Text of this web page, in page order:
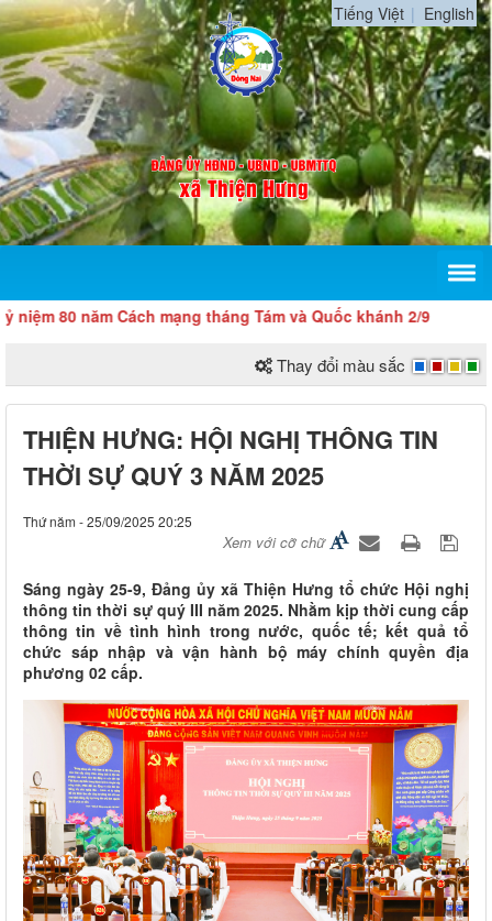
Tiếng Việt English
năm Cách mạng tháng Tám và Quốc khánh 2/9
Thay đổi màu sắc
THIỆN HƯNG: HỘI NGHỊ THÔNG TIN
THỜI SỰ QUÝ 3 NĂM 2025
Thứ năm - 25/09/2025 20:25
Xem với cỡ chữ
Sáng ngày 25-9, Đảng ủy xã Thiện Hưng tổ chức Hội nghị
thông tin thời sự quý III năm 2025. Nhằm kịp thời cung cấp
thông tin về tình hình trong nước, quốc tế; kết quả tổ
chức sáp nhập và vận hành bộ máy chính quyền địa
phương 02 cấp.